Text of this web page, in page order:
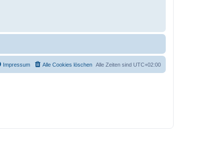
Alle Zeiten sind UTC+02:00
Alle Cookies löschen
Impressum